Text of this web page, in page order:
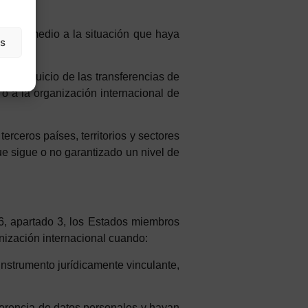
remedio a la situación que haya
perjuicio de las transferencias de
a la organización internacional de
países, territorios y sectores
sigue o no garantizado un nivel de
apartado 3, los Estados miembros
internacional cuando:
jurídicamente vinculante,